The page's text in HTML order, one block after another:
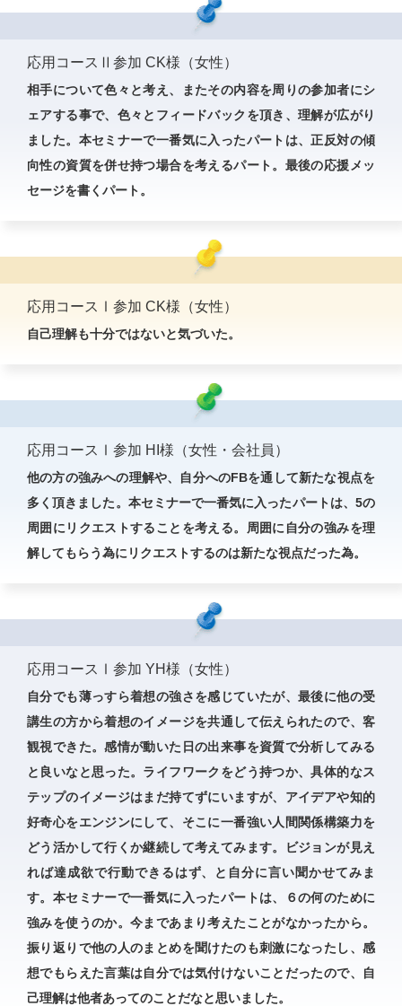
応用コースⅡ参加 CK様（女性）
相手について色々と考え、またその内容を周りの参加者にシ
ェアする事で、色々とフィードバックを頂き、理解が広がり
ました。本セミナーで一番気に入ったパートは、正反対の傾
向性の資質を併せ持つ場合を考えるパート。最後の応援メッ
セージを書くパート。
応用コースⅠ参加 CK様（女性）
自己理解も十分ではないと気づいた。
応用コースⅠ参加 HI様（女性・会社員）
他の方の強みへの理解や、自分へのFBを通して新たな視点を
多く頂きました。本セミナーで一番気に入ったパートは、5の
周囲にリクエストすることを考える。周囲に自分の強みを理
解してもらう為にリクエストするのは新たな視点だった為。
応用コースⅠ参加 YH様（女性）
自分でも薄っすら着想の強さを感じていたが、最後に他の受
講生の方から着想のイメージを共通して伝えられたので、客
観視できた。感情が動いた日の出来事を資質で分析してみる
と良いなと思った。ライフワークをどう持つか、具体的なス
テップのイメージはまだ持てずにいますが、アイデアや知的
好奇心をエンジンにして、そこに一番強い人間関係構築力を
どう活かして行くか継続して考えてみます。ビジョンが見え
れば達成欲で行動できるはず、と自分に言い聞かせてみま
す。本セミナーで一番気に入ったパートは、６の何のために
強みを使うのか。今まであまり考えたことがなかったから。
振り返りで他の人のまとめを聞けたのも刺激になったし、感
想でもらえた言葉は自分では気付けないことだったので、自
己理解は他者あってのことだなと思いました。